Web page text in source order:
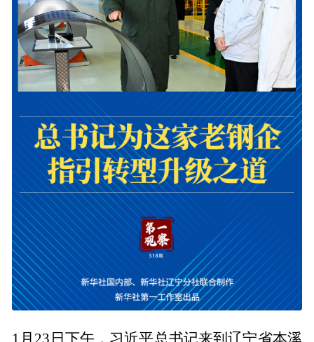
1月23日下午，习近平总书记来到辽宁省本溪